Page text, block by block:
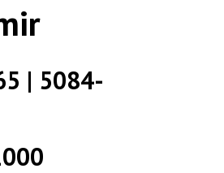
| 5084-